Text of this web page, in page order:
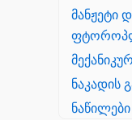
მანჟეტი
ნაკადის
ნაწილები